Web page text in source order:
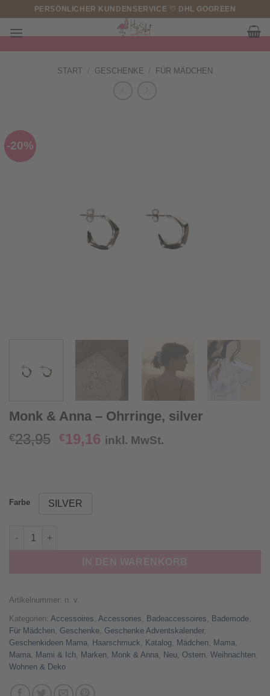
springen
PERSÖNLICHER KUNDENSERVICE ♡ DHL GOGREEN
START GESCHENKE FÜR MÄDCHEN
-20%
Monk & Anna – Ohrringe, silver
€23,95 Ursprünglicher
€19,16 Aktueller
inkl. MwSt.
Farbe SILVER
Monk & Anna - Ohrringe, silver Menge
IN DEN WARENKORB
Artikelnummer: n. v.
Kategorien: Accessoires, Accessories, Badeaccessoires, Bademode,
Für Mädchen, Geschenke, Geschenke Adventskalender,
Geschenkideen Mama, Haarschmuck, Katalog, Mädchen, Mama,
Mama, Mami & Ich, Marken, Monk & Anna, Neu, Ostern, Weihnachten,
Wohnen & Deko